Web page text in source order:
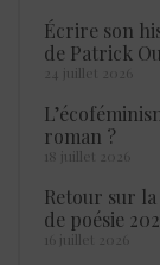
Écrire son
de Patrick
24 juillet 2026
roman ?
18 juillet 2026
Retour sur
de poésie
16 juillet 2026